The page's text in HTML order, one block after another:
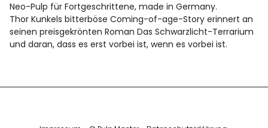
Neo-Pulp für Fortgeschrittene, made in Germany.
Thor Kunkels bitterböse Coming-of-age-Story erinnert an
seinen preisgekrönten Roman Das Schwarzlicht-Terrarium
und daran, dass es erst vorbei ist, wenn es vorbei ist.